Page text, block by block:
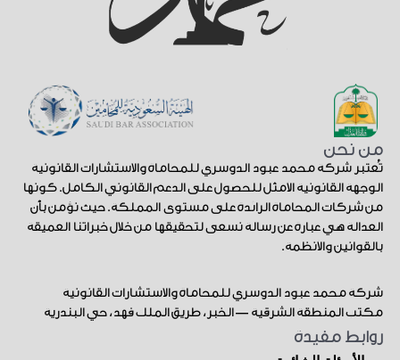
من نحن
تُعتبر شركة محمد عبود الدوسري للمحاماة والاستشارات القانونية
الوجهة القانونية الأمثل للحصول على الدعم القانوني الكامل. كونها
من شركات المحاماة الرائدة على مستوى المملكة. حيث نؤمن بأن
العدالة هي عبارة عن رسالة نسعى لتحقيقها من خلال خبراتنا العميقة
بالقوانين والأنظمة.
شركة محمد عبود الدوسري للمحاماة والاستشارات القانونية
مكتب المنطقة الشرقية — الخبر، طريق الملك فهد، حي البندرية
روابط مفيدة